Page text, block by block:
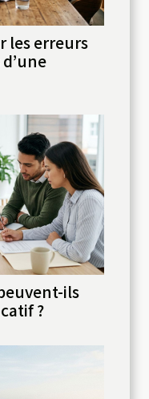
les erreurs
ils
?